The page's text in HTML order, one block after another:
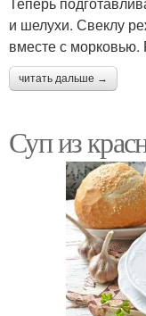
и шелухи. Свеклу
вместе с морковью.
читать дальше →
Суп из